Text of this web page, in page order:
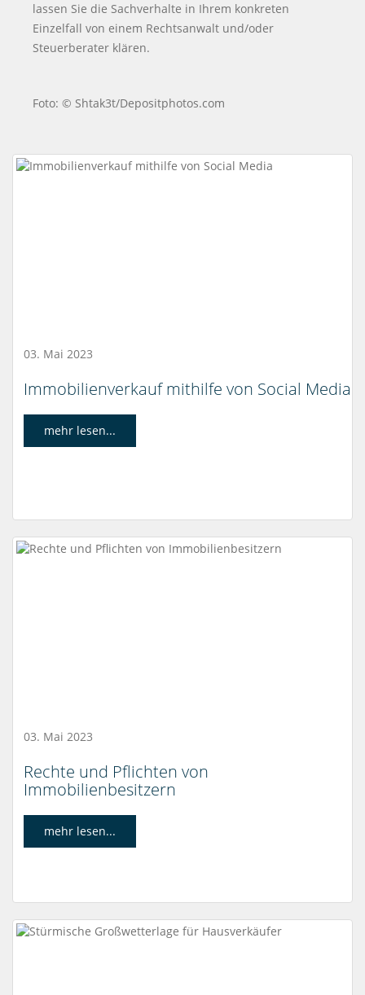
lassen Sie die Sachverhalte in Ihrem konkreten
Einzelfall von einem Rechtsanwalt und/oder
Steuerberater klären.
Foto: © Shtak3t/Depositphotos.com
03. Mai 2023
Immobilienverkauf mithilfe von Social Media
mehr lesen...
03. Mai 2023
Rechte und Pflichten von
Immobilienbesitzern
mehr lesen...